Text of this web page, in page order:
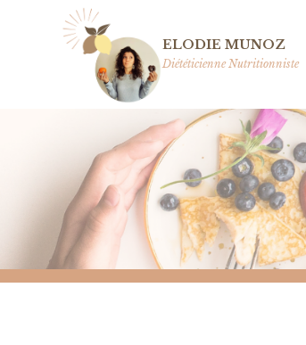
ELODIE MUNOZ
Diététicienne Nutritionniste